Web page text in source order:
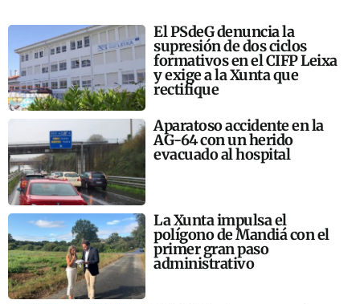
El PSdeG denuncia la
supresión de dos ciclos
formativos en el CIFP Leixa
y exige a la Xunta que
rectifique
Aparatoso accidente en la
AG-64 con un herido
evacuado al hospital
La Xunta impulsa el
polígono de Mandiá con el
primer gran paso
administrativo